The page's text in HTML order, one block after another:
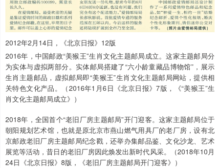
2012年2月14日，《北京日报》12版
2016年，中国邮政“美猴王”生肖文化主题邮局成立。这家主题邮局分
为实体与虚拟两部分。实体邮局搭建了“六小龄童藏品博物馆”，展示
生肖主题邮品，虚拟邮局即“美猴王”生肖文化主题邮局网站，提供相
关特色文化产品。（2016年1月6日《北京日报》7版，《“美猴王”生
肖文化主题邮局成立》）
2018年，全国首个“老旧厂房主题邮局”开门迎客。这家主题邮局位于
朝阳规划艺术馆，也就是原北京市燕山燃气用具厂的老厂房，设有北
京邮政老旧厂房主题邮局纪念戳，还举办集邮品鉴、文化沙龙、艺术
展览等活动，昔日的老旧厂房因此焕发出新时代风采。（2018年10月
24日《北京日报》8版，《老旧厂房主题邮局开门迎客》）